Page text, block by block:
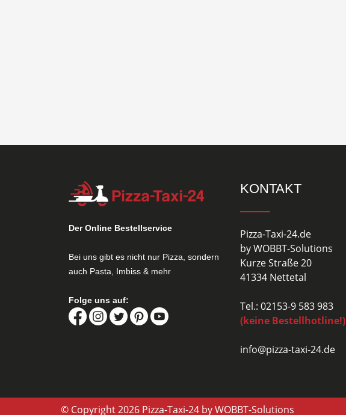
Der Online Bestellservice
Bei uns gibt es nicht nur Pizza, sondern
auch Pasta, Imbiss & mehr
Folge uns auf:
KONTAKT
Pizza-Taxi-24.de
by WOBBT-Solutions
Kurze Straße 20
41334 Nettetal
Tel.: 02153-9 583 983
(keine Bestellhotline!)
info@pizza-taxi-24.de
© Copyright 2026 Pizza-Taxi-24 by WOBBT-Solutions